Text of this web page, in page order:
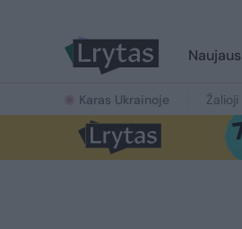
Karas Ukrainoje